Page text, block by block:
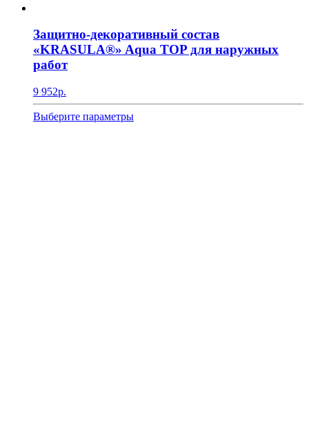
Защитно-декоративный состав
«KRASULA®» Aqua TOP для наружных
работ
9 952р.
Выберите параметрыЭтот